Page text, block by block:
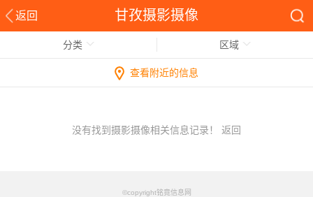
返回 甘孜摄影摄像
分类 区域
查看附近的信息
没有找到摄影摄像相关信息记录！ 返回
©copyright铭竟信息网